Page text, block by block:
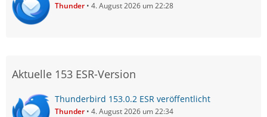
Thunder 4. August 2026 um 22:28
Aktuelle 153 ESR-Version
Thunderbird 153.0.2 ESR veröffentlicht
Thunder 4. August 2026 um 22:34